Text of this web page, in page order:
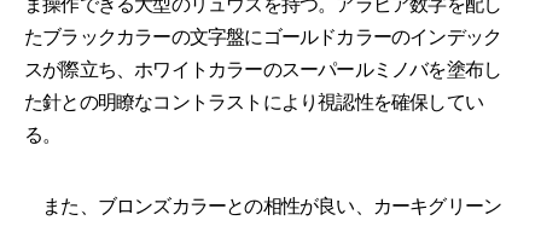
たブラックカラーの文字盤にゴールドカラーのインデック
スが際立ち、ホワイトカラーのスーパールミノバを塗布し
た針との明瞭なコントラストにより視認性を確保してい
る。
また、ブロンズカラーとの相性が良い、カーキグリーン